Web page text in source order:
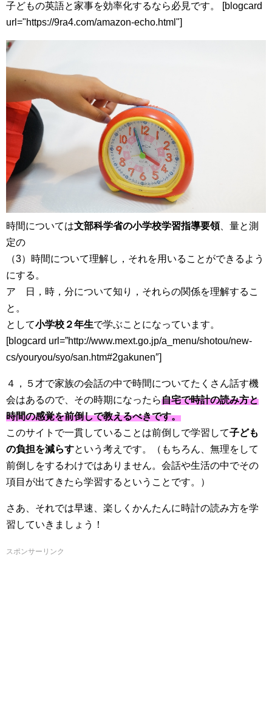
子どもの英語と家事を効率化するなら必見です。 [blogcard
url="https://9ra4.com/amazon-echo.html"]
時間については文部科学省の小学校学習指導要領、量と測
定の
（3）時間について理解し，それを用いることができるよう
にする。
ア 日，時，分について知り，それらの関係を理解するこ
と。
として小学校２年生で学ぶことになっています。
[blogcard url=”http://www.mext.go.jp/a_menu/shotou/new-
cs/youryou/syo/san.htm#2gakunen″]
４，５才で家族の会話の中で時間についてたくさん話す機
会はあるので、その時期になったら自宅で時計の読み方と
時間の感覚を前倒しで教えるべきです。
このサイトで一貫していることは前倒しで学習して子ども
の負担を減らすという考えです。（もちろん、無理をして
前倒しをするわけではありません。会話や生活の中でその
項目が出てきたら学習するということです。）
さあ、それでは早速、楽しくかんたんに時計の読み方を学
習していきましょう！
スポンサーリンク